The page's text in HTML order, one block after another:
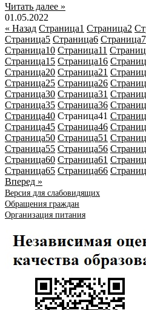
Читать далее »
01.05.2022
« Назад Страница1 Страница2
Страница5 Страница6 Страница7
Страница10 Страница11
Страница15 Страница16
Страница20 Страница21
Страница25 Страница26
Страница30 Страница31
Страница35 Страница36
Страница40 Страница41
Страница45 Страница46
Страница50 Страница51
Страница55 Страница56
Страница60 Страница61
Страница65 Страница66
Вперед »
Версия для слабовидящих
Обращения граждан
Организация питания